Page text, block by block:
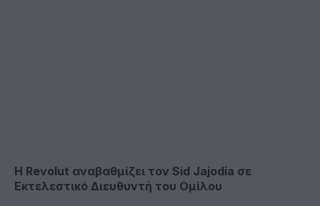
Η Revolut αναβαθμίζει τον Sid Jajodia σε
Εκτελεστικό Διευθυντή του Ομίλου